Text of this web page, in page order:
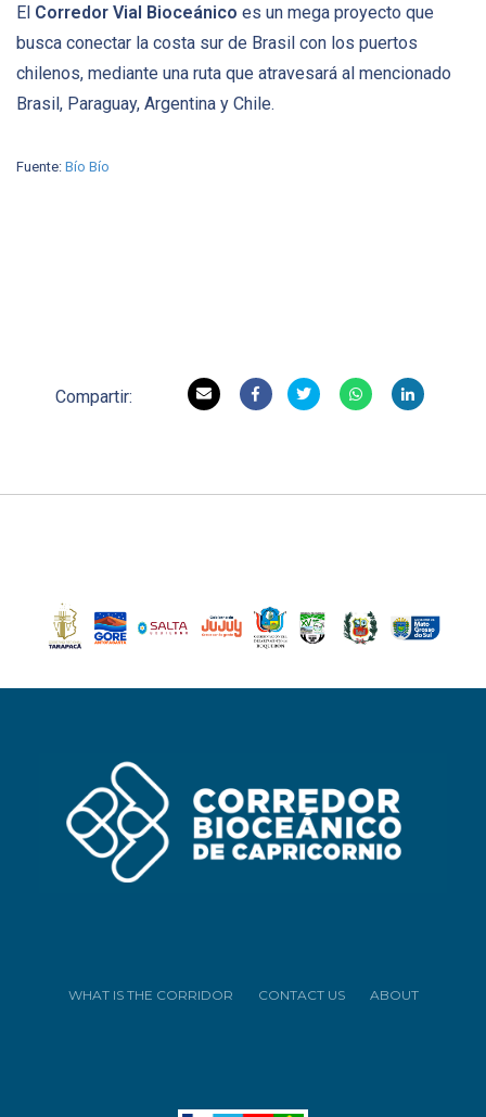
El Corredor Vial Bioceánico es un mega proyecto que
busca conectar la costa sur de Brasil con los puertos
chilenos, mediante una ruta que atravesará al mencionado
Brasil, Paraguay, Argentina y Chile.
Fuente: Bío Bío
Compartir:
WHAT IS THE CORRIDOR CONTACT US ABOUT